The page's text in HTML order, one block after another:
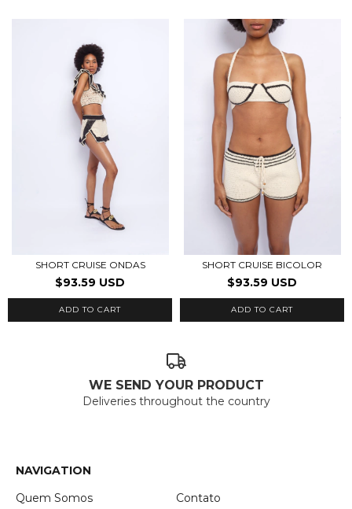
SHORT CRUISE ONDAS
$93.59 USD
ADD TO CART
SHORT CRUISE BICOLOR
$93.59 USD
ADD TO CART
WE SEND YOUR PRODUCT
Deliveries throughout the country
NAVIGATION
Quem Somos
Contato